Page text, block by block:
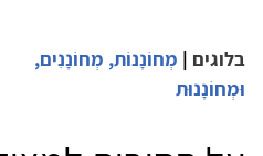
בלוגים | מְחוֹנָנוֹת, מְחוֹנָנִים,
וּמְחוֹנָנוּת